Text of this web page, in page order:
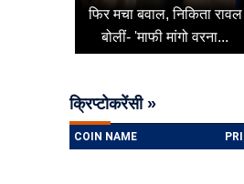
फिर मचा बवाल, निकिता रावल
बोलीं- 'माफी मांगो वरना...
क्रिप्टोकरेंसी »